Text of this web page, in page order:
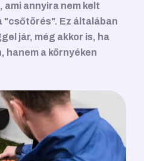
ami annyira nem kelt
"csőtörés". Ez általában
jár, még akkor is, ha
hanem a környéken